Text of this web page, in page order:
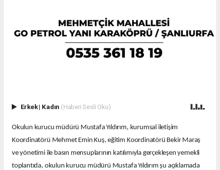
Erkek| Kadın (Haberi Sesli Oku)
Okulun kurucu müdürü Mustafa Yıldırım, kurumsal iletişim
Koordinatörü Mehmet Emin Kuş, eğitim Koordinatörü Bekir Maraş
ve yönetimi ile basın mensuplarının katılımıyla gerçekleşen yemekli
toplantıda, okulun kurucu müdürü Mustafa Yıldırım şu açıklamada